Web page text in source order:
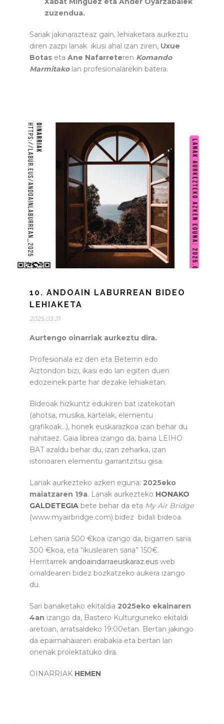
zuzendua.
Sariak jakinarazteaz gain, lehiaketara aurkeztu
diren zazpi lanak ikusi ahal izan ziren, Uxue
Botas eta Ane Nafarreteren Komando
Marmitako lan profesionalarekin batera.
10. ANDOAIN LABURREAN BIDEO
LEHIAKETA
2025.03.21
Aurtengo oinarriak aurkeztu dira.
Profesionala ez den eta Beterrin edo
Aiztondon bizi, ikasi edo lan egiten duen
edozeinek parte har dezake lehiaketan.
Bideoak hizkuntz edukiren bat izatekotan
(ahotsa, musika, kartelak, elementu
grafikoak…), honek euskarazkoa izan behar du
nahitaez. Gaia librea izango da, baina LEIHO
BAT azaldu behar du, izan zeharka, izan
istorioaren elementu garrantzitsu gisa.
Lanak aurkezteko azken eguna: 2025eko
maiatzaren 19a. Lanak aurkezteko HONAKO
GALDETEGIA bete behar da eta My Air Bridge
(www.myairbridge.com) bidez bidali bideoa.
Lehen saria 500 €koa izango da, bigarren saria
300 €koa, eta “ikuslearen saria” 150€.
Herritarrek andoaindarraeuskaraz.eus web
orrialdearen bidez bozkatzeko aukera izango
du.
Sari banaketako ekitaldia 2025eko ekainaren
4an izango da, Bastero Kulturguneko ekitaldi
aretoan, arratsaldeko 19:00etan. Bertan jakingo
da epaimahaiaren erabakia eta bertan lan
onenak proiektatuko dira.
OINARRIAK HEMEN